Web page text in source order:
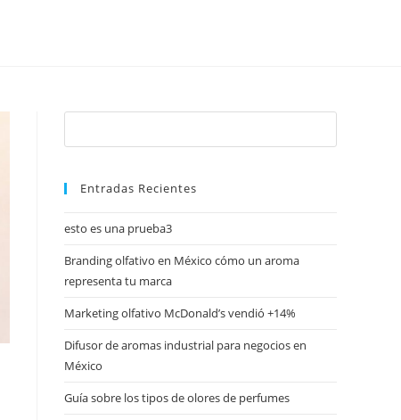
Entradas Recientes
esto es una prueba3
Branding olfativo en México cómo un aroma
representa tu marca
Marketing olfativo McDonald’s vendió +14%
Difusor de aromas industrial para negocios en
México
Guía sobre los tipos de olores de perfumes